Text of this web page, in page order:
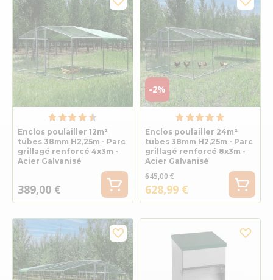
Enclos poulailler 12m²
tubes 38mm H2,25m - Parc
grillagé renforcé 4x3m -
Acier Galvanisé
389,00 €
-2%
Enclos poulailler 24m²
tubes 38mm H2,25m - Parc
grillagé renforcé 8x3m -
Acier Galvanisé
645,00 €
628,99 €